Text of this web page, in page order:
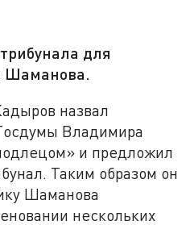
для
Шаманова.
назвал
Владимира
и предложил
Таким образом он
Шаманова
нескольких